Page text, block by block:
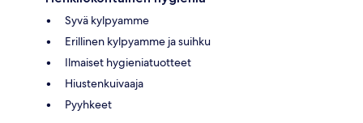
Syvä kylpyamme
Erillinen kylpyamme ja suihku
Ilmaiset hygieniatuotteet
Hiustenkuivaaja
Pyyhkeet